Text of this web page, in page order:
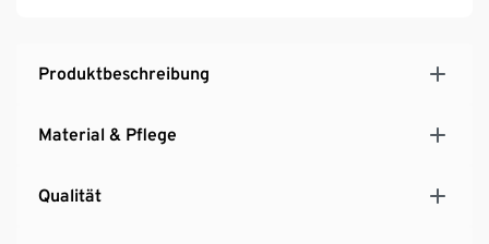
Produktbeschreibung
Material & Pflege
Qualität